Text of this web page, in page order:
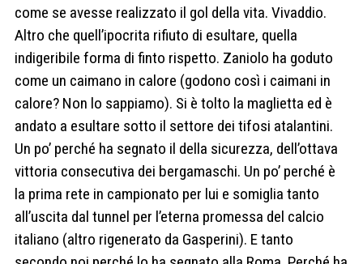
come se avesse realizzato il gol della vita. Vivaddio.
Altro che quell’ipocrita rifiuto di esultare, quella
indigeribile forma di finto rispetto. Zaniolo ha goduto
come un caimano in calore (godono così i caimani in
calore? Non lo sappiamo). Si è tolto la maglietta ed è
andato a esultare sotto il settore dei tifosi atalantini.
Un po’ perché ha segnato il della sicurezza, dell’ottava
vittoria consecutiva dei bergamaschi. Un po’ perché è
la prima rete in campionato per lui e somiglia tanto
all’uscita dal tunnel per l’eterna promessa del calcio
italiano (altro rigenerato da Gasperini). E tanto